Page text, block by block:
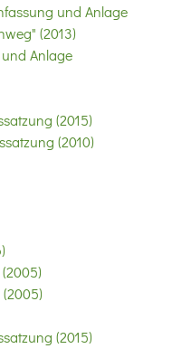
und Anlage
(2013)
Anlage
(2015)
(2010)
(2015)